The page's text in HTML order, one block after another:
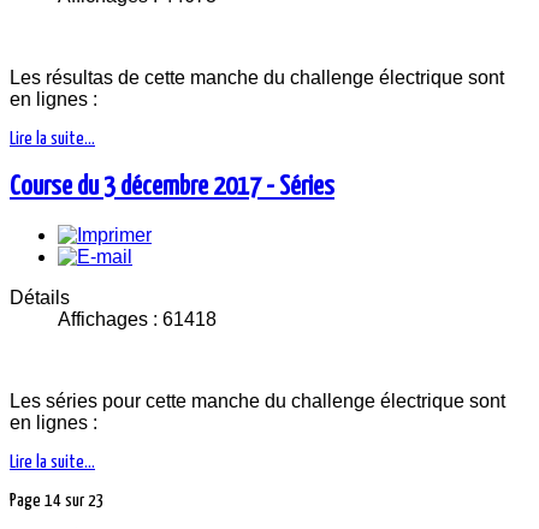
Les résultas de cette manche du challenge électrique sont
en lignes :
Lire la suite...
Course du 3 décembre 2017 - Séries
Détails
Affichages : 61418
Les séries pour cette manche du challenge électrique sont
en lignes :
Lire la suite...
Page 14 sur 23